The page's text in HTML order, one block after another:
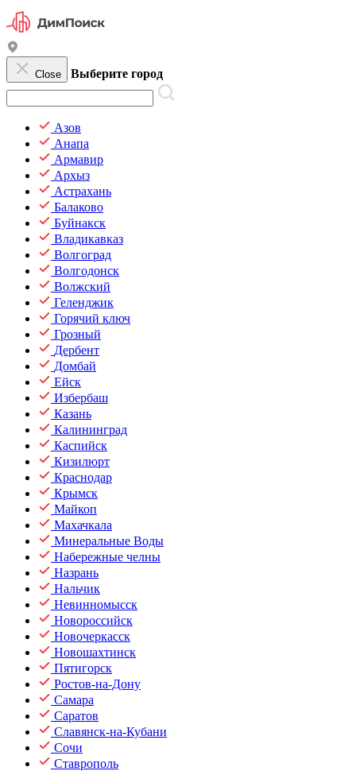
Close Выберите город
Азов
Анапа
Армавир
Архыз
Астрахань
Балаково
Буйнакск
Владикавказ
Волгоград
Волгодонск
Волжский
Геленджик
Горячий ключ
Грозный
Дербент
Домбай
Ейск
Избербаш
Казань
Калининград
Каспийск
Кизилюрт
Краснодар
Крымск
Майкоп
Махачкала
Минеральные Воды
Набережные челны
Назрань
Нальчик
Невинномысск
Новороссийск
Новочеркасск
Новошахтинск
Пятигорск
Ростов-на-Дону
Самара
Саратов
Славянск-на-Кубани
Сочи
Ставрополь